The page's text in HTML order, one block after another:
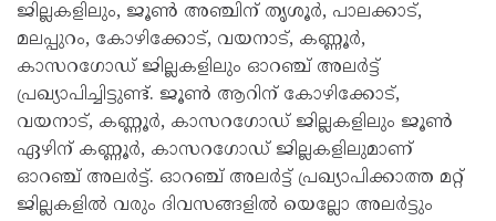
ജില്ലകളിലും, ജൂണ്‍ അഞ്ചിന് തൃശൂർ, പാലക്കാട്,
മലപ്പുറം, കോഴിക്കോട്, വയനാട്, കണ്ണൂർ,
കാസറഗോഡ് ജില്ലകളിലും ഓറഞ്ച് അലർട്ട്
പ്രഖ്യാപിച്ചിട്ടുണ്ട്. ജൂണ്‍ ആറിന് കോഴിക്കോട്,
വയനാട്, കണ്ണൂർ, കാസറഗോഡ് ജില്ലകളിലും ജൂണ്‍
ഏഴിന് കണ്ണൂർ, കാസറഗോഡ് ജില്ലകളിലുമാണ്
ഓറഞ്ച് അലർട്ട്. ഓറഞ്ച് അലർട്ട് പ്രഖ്യാപിക്കാത്ത മറ്റ്
ജില്ലകളില്‍ വരും ദിവസങ്ങളില്‍ യെല്ലോ അലർട്ടും